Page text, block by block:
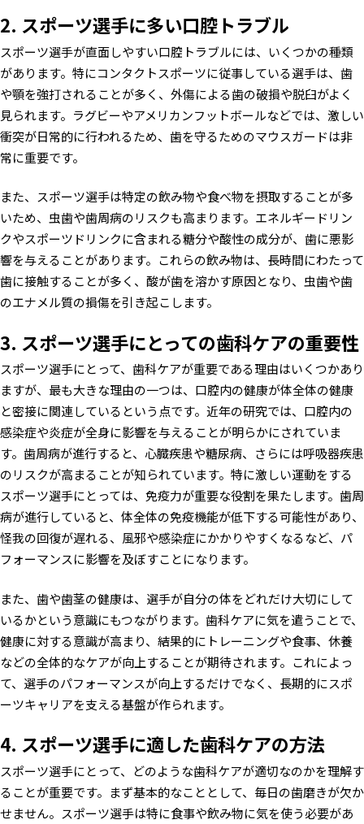
2. スポーツ選手に多い口腔トラブル
スポーツ選手が直面しやすい口腔トラブルには、いくつかの種類
があります。特にコンタクトスポーツに従事している選手は、歯
や顎を強打されることが多く、外傷による歯の破損や脱臼がよく
見られます。ラグビーやアメリカンフットボールなどでは、激しい
衝突が日常的に行われるため、歯を守るためのマウスガードは非
常に重要です。
また、スポーツ選手は特定の飲み物や食べ物を摂取することが多
いため、虫歯や歯周病のリスクも高まります。エネルギードリン
クやスポーツドリンクに含まれる糖分や酸性の成分が、歯に悪影
響を与えることがあります。これらの飲み物は、長時間にわたって
歯に接触することが多く、酸が歯を溶かす原因となり、虫歯や歯
のエナメル質の損傷を引き起こします。
3. スポーツ選手にとっての歯科ケアの重要性
スポーツ選手にとって、歯科ケアが重要である理由はいくつかあり
ますが、最も大きな理由の一つは、口腔内の健康が体全体の健康
と密接に関連しているという点です。近年の研究では、口腔内の
感染症や炎症が全身に影響を与えることが明らかにされていま
す。歯周病が進行すると、心臓疾患や糖尿病、さらには呼吸器疾患
のリスクが高まることが知られています。特に激しい運動をする
スポーツ選手にとっては、免疫力が重要な役割を果たします。歯周
病が進行していると、体全体の免疫機能が低下する可能性があり、
怪我の回復が遅れる、風邪や感染症にかかりやすくなるなど、パ
フォーマンスに影響を及ぼすことになります。
また、歯や歯茎の健康は、選手が自分の体をどれだけ大切にして
いるかという意識にもつながります。歯科ケアに気を遣うことで、
健康に対する意識が高まり、結果的にトレーニングや食事、休養
などの全体的なケアが向上することが期待されます。これによっ
て、選手のパフォーマンスが向上するだけでなく、長期的にスポ
ーツキャリアを支える基盤が作られます。
4. スポーツ選手に適した歯科ケアの方法
スポーツ選手にとって、どのような歯科ケアが適切なのかを理解す
ることが重要です。まず基本的なこととして、毎日の歯磨きが欠か
せません。スポーツ選手は特に食事や飲み物に気を使う必要があ